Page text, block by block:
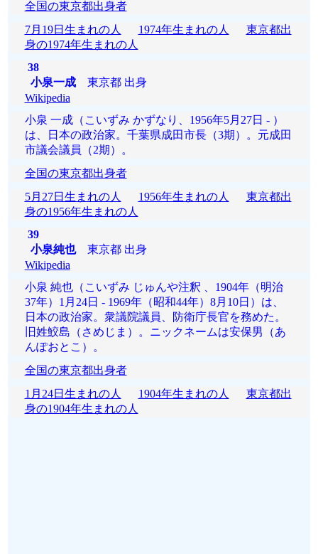
全国の東京都出身者
7月19日生まれの人
1974年生まれの人
東京都出
身の1974年生まれの人
38
小泉一成東京都 出身
Wikipedia
小泉 一成（こいずみ かずなり、1956年5月27日 - ）
は、日本の政治家。千葉県成田市長（3期）。元成田
市議会議員（2期）。
全国の東京都出身者
5月27日生まれの人
1956年生まれの人
東京都出
身の1956年生まれの人
39
小泉純也東京都 出身
Wikipedia
小泉 純也（こいずみ じゅんや注釈 、1904年（明治
37年）1月24日 - 1969年（昭和44年）8月10日）は、
日本の政治家。衆議院議員、防衛庁長官を務めた。
旧姓鮫島（さめじま）。ニックネームは安保男（あ
んぽおとこ）。
全国の東京都出身者
1月24日生まれの人
1904年生まれの人
東京都出
身の1904年生まれの人